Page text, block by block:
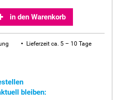
in den Warenkorb
Lieferzeit ca. 5 – 10 Tage
bleiben: